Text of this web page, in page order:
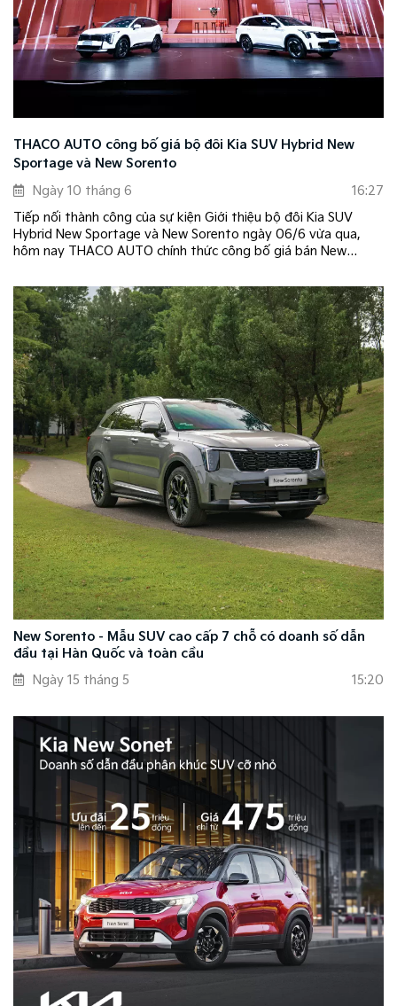
THACO AUTO công bố giá bộ đôi Kia SUV Hybrid New
Sportage và New Sorento
Ngày 10 tháng 6
16:27
Tiếp nối thành công của sự kiện Giới thiệu bộ đôi Kia SUV
Hybrid New Sportage và New Sorento ngày 06/6 vừa qua,
hôm nay THACO AUTO chính thức công bố giá bán New
New Sorento - Mẫu SUV cao cấp 7 chỗ có doanh số dẫn
đầu tại Hàn Quốc và toàn cầu
Ngày 15 tháng 5
15:20